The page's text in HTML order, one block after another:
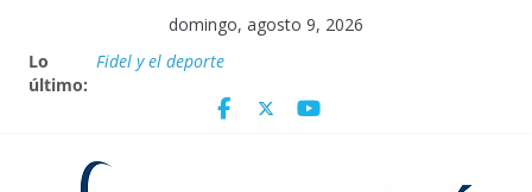
contenido
domingo, agosto 9, 2026
Lo
último:
Fidel y el deporte
Vanguardia por 3 años consecutivos
renovables en Cuba
Nota oficial del Gobierno Provincial de Villa Clara